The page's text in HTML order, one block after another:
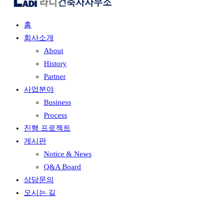
홈
회사소개
About
History
Partner
사업분야
Business
Process
진행 프로젝트
게시판
Notice & News
Q&A Board
상담문의
오시는 길